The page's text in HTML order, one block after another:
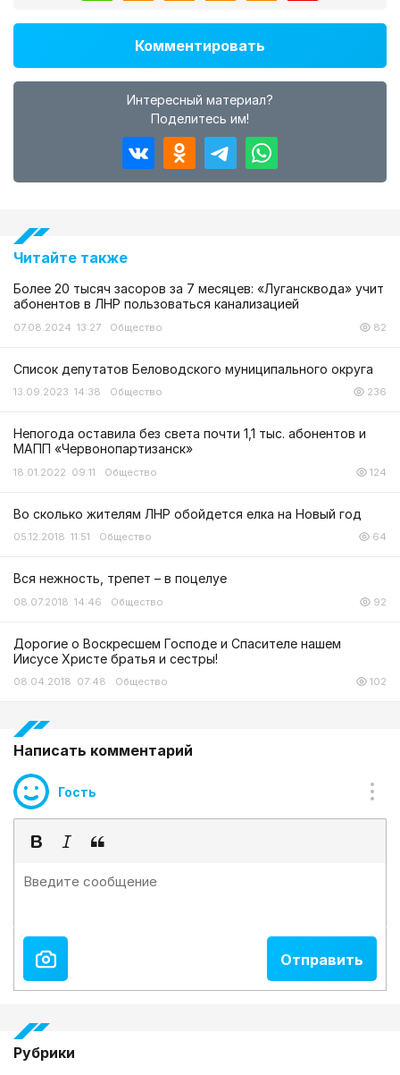
Комментировать
Интересный материал?
Поделитесь им!
Читайте также
Более 20 тысяч засоров за 7 месяцев: «Лугансквода» учит
абонентов в ЛНР пользоваться канализацией
07.08.2024 13:27 Общество 82
Список депутатов Беловодского муниципального округа
13.09.2023 14:38 Общество 236
Непогода оставила без света почти 1,1 тыс. абонентов и
МАПП «Червонопартизанск»
18.01.2022 09:11 Общество 124
Во сколько жителям ЛНР обойдется елка на Новый год
05.12.2018 11:51 Общество 64
Вся нежность, трепет – в поцелуе
08.07.2018 14:46 Общество 92
Дорогие о Воскресшем Господе и Спасителе нашем
Иисусе Христе братья и сестры!
08.04.2018 07:48 Общество 102
Написать комментарий
Гость
Рубрики